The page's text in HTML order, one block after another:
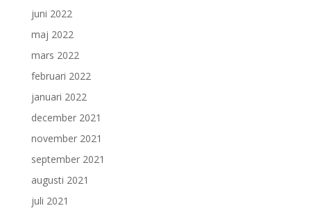
juni 2022
maj 2022
mars 2022
februari 2022
januari 2022
december 2021
november 2021
september 2021
augusti 2021
juli 2021